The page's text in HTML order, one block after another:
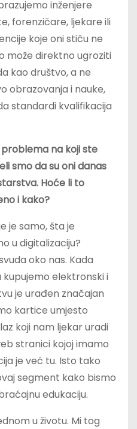
inženjere
forenzičare, ljekare ili
koje oni stiču ne
može direktno ugroziti
kao društvo, a ne
obrazovanja i nauke,
standardi kvalifikacija
problema na koji ste
smo da su oni danas
Hoće li to
i kako?
je samo, šta je
u digitalizaciju?
oko nas. Kada
elektronski i
je urađen značajan
kartice umjesto
koji nam ljekar uradi
stranici kojoj imamo
je već tu. Isto tako
segment kako bismo
edukaciju.
u životu. Mi tog